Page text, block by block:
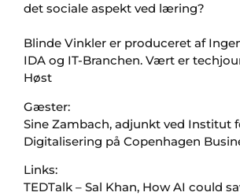
det sociale aspekt ved læring?
Blinde Vinkler er produceret af
IDA og IT-Branchen. Vært er
Høst
Gæster:
Sine Zambach, adjunkt ved Institut
Digitalisering på Copenhagen
Links:
TEDTalk – Sal Khan, How AI could